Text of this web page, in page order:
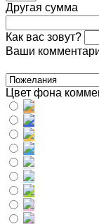
Другая сумма
Как вас зовут?
Ваши
Цвет фона